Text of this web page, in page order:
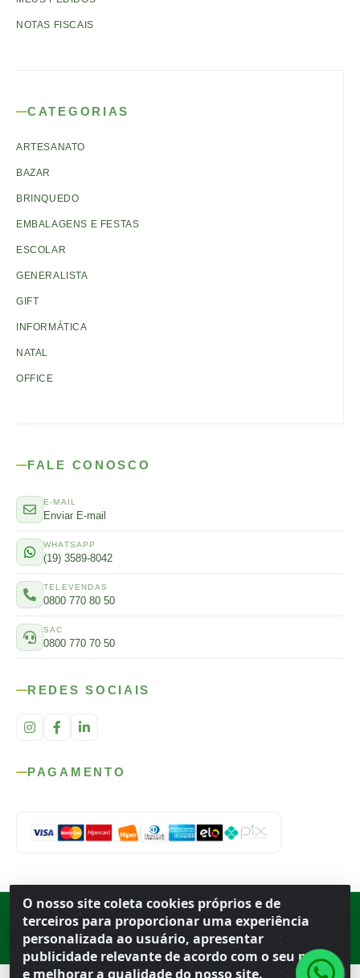
O nosso site coleta cookies próprios e de
terceiros para proporcionar uma experiência
personalizada ao usuário, apresentar
publicidade relevante de acordo com o seu perfil
e melhorar a qualidade do nosso site.
NOTAS FISCAIS
CATEGORIAS
ARTESANATO
BAZAR
BRINQUEDO
EMBALAGENS E FESTAS
ESCOLAR
GENERALISTA
GIFT
INFORMÁTICA
NATAL
OFFICE
FALE CONOSCO
E-MAIL
Enviar E-mail
WHATSAPP
(19) 3589-8042
TELEVENDAS
0800 770 80 50
SAC
0800 770 70 50
REDES SOCIAIS
PAGAMENTO
Porto Ferreira ·BR
13.669-899· CNPJ 56.679.863/0001-91
© 2026 Atacado Ideal